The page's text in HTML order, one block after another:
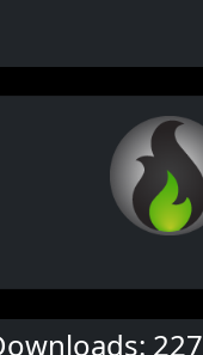
227